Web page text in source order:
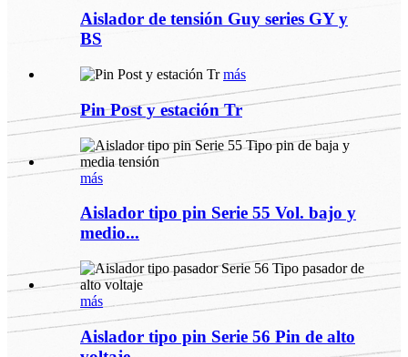
Aislador de tensión Guy series GY y
BS
más
Pin Post y estación Tr
más
Aislador tipo pin Serie 55 Vol. bajo y
medio...
más
Aislador tipo pin Serie 56 Pin de alto